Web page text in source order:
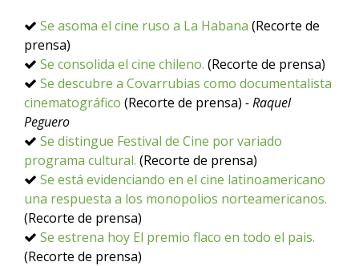
Se asoma el cine ruso a La Habana (Recorte de
prensa)
Se consolida el cine chileno. (Recorte de prensa)
Se descubre a Covarrubias como documentalista
cinematográfico (Recorte de prensa) - Raquel
Peguero
Se distingue Festival de Cine por variado
programa cultural. (Recorte de prensa)
Se está evidenciando en el cine latinoamericano
una respuesta a los monopolios norteamericanos.
(Recorte de prensa)
Se estrena hoy El premio flaco en todo el pais.
(Recorte de prensa)